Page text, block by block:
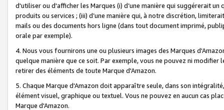
d'utiliser ou d'afficher les Marques (i) d’une manière qui suggérerait
produits ou services ; (iii) d’une manière qui, à notre discrétion,
mails ou des documents hors ligne (dans tout document imprimé,
orale par exemple).
4. Nous vous fournirons une ou plusieurs images des Marques
quelque manière que ce soit. Par exemple, vous ne pouvez ni
retirer des éléments de toute Marque d'Amazon.
5. Chaque Marque d'Amazon doit apparaître seule, dans son
élément visuel, graphique ou textuel. Vous ne pouvez en aucun cas
Marque d'Amazon.